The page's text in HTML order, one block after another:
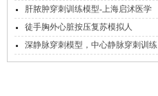
肝脓肿穿刺训练模型-上海启沭医学
徒手胸外心脏按压复苏模拟人
深静脉穿刺模型，中心静脉穿刺训练
模型